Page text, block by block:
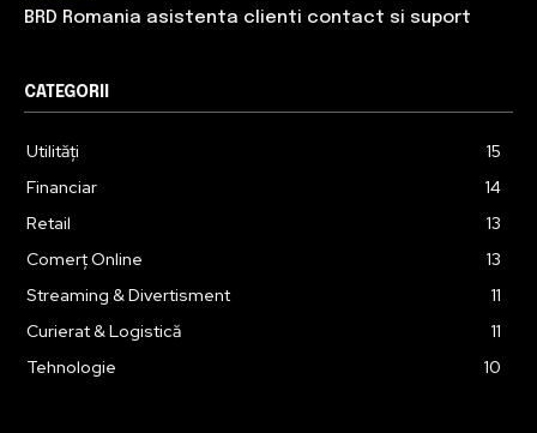
BRD Romania asistenta clienti contact si suport
CATEGORII
Utilități
15
Financiar
14
Retail
13
Comerț Online
13
Streaming & Divertisment
11
Curierat & Logistică
11
Tehnologie
10